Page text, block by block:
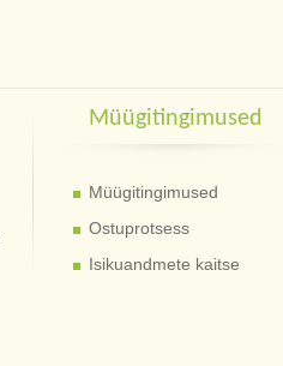
Müügitingimused
Müügitingimused
Ostuprotsess
Isikuandmete kaitse